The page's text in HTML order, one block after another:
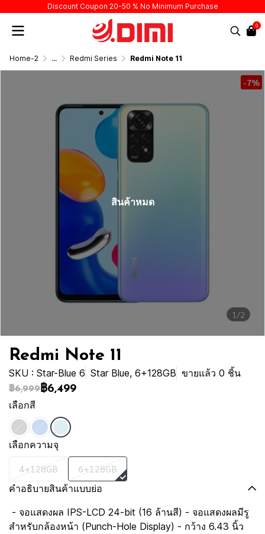
Discount Coupon 20-50 % No Minimum Purchase
0
Home-2 ... Redmi Series Redmi Note 11
1/2
-7%
สินค้าหมด
Redmi Note 11
SKU : Star-Blue 6 Star Blue, 6+128GB ขายแล้ว 0 ชิ้น
฿6,999฿6,499
เลือกสี
เลือกความจุ
4+128GB 6+128GB
คำอธิบายสินค้าแบบย่อ
- จอแสดงผล IPS-LCD 24-bit (16 ล้านสี) - จอแสดงผลมีรู
สำหรับกล้องหน้า (Punch-Hole Display) - กว้าง 6.43 นิ้ว